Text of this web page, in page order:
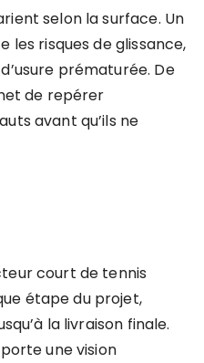
selon la surface. Un
risques de glissance,
prématurée. De
de repérer
avant qu’ils ne
court de tennis
étape du projet,
la livraison finale.
une vision